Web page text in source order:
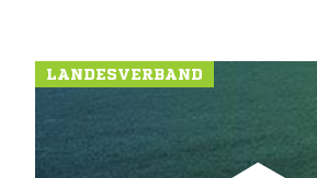
LANDESVERBAND